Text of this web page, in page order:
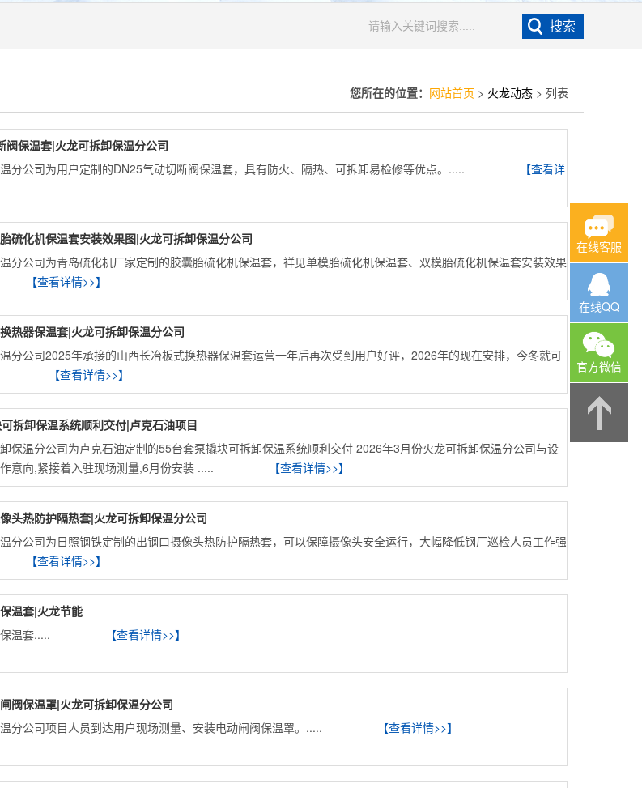
您所在的位置： 网站首页 > 火龙动态 > 列表
阀保温套|火龙可拆卸保温分公司
分公司为用户定制的DN25气动切断阀保温套，具有防火、隔热、可拆卸易检修等优点。.....
【查看详
硫化机保温套安装效果图|火龙可拆卸保温分公司
分公司为青岛硫化机厂家定制的胶囊胎硫化机保温套，祥见单模胎硫化机保温套、双模胎硫化机保温套安装效果
【查看详情>>】
热器保温套|火龙可拆卸保温分公司
分公司2025年承接的山西长冶板式换热器保温套运营一年后再次受到用户好评，2026年的现在安排，今冬就可
【查看详情>>】
拆卸保温系统顺利交付|卢克石油项目
保温分公司为卢克石油定制的55台套泵撬块可拆卸保温系统顺利交付 2026年3月份火龙可拆卸保温分公司与设
意向,紧接着入驻现场测量,6月份安装 .....
【查看详情>>】
头热防护隔热套|火龙可拆卸保温分公司
分公司为日照钢铁定制的出钢口摄像头热防护隔热套，可以保障摄像头安全运行，大幅降低钢厂巡检人员工作强
【查看详情>>】
温套|火龙节能
温套.....
【查看详情>>】
阀保温罩|火龙可拆卸保温分公司
分公司项目人员到达用户现场测量、安装电动闸阀保温罩。.....
【查看详情>>】
在线客服
在线QQ
官方微信